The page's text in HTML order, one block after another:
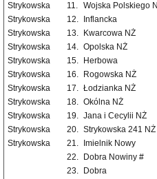
Strykowska
11. Wojska Polskiego
Strykowska
12.
Inflancka
Strykowska
13.
Kwarcowa NŻ
Strykowska
14. Opolska NŻ
Strykowska
15.
Herbowa
Strykowska
16.
Rogowska NŻ
Strykowska
17. Łodzianka NŻ
Strykowska
18. Okólna NŻ
Strykowska
19. Jana i Cecylii NŻ
Strykowska
20. Strykowska 241 NŻ
Strykowska
21.
Imielnik Nowy
22.
Dobra Nowiny #
23.
Dobra